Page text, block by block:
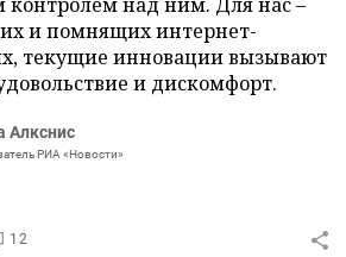
и помнящих интернет-
текущие инновации вызывают
и дискомфорт.
Алкснис
РИА «Новости»
12